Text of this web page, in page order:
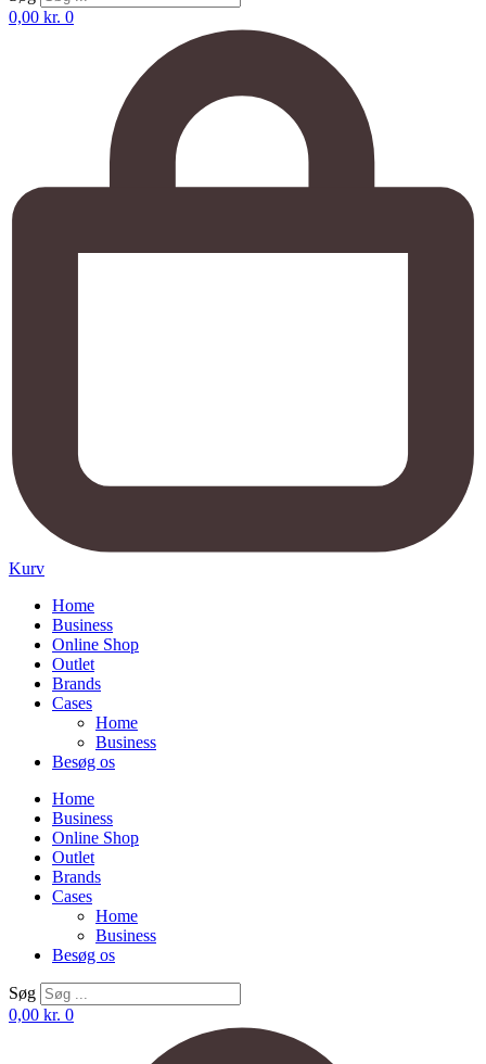
0,00 kr. 0
Kurv
Home
Business
Online Shop
Outlet
Brands
Cases
Home
Business
Besøg os
Home
Business
Online Shop
Outlet
Brands
Cases
Home
Business
Besøg os
Søg
0,00 kr. 0